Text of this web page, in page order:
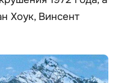
Хоук, Винсент